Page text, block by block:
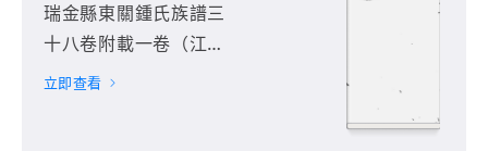
瑞金縣東關鍾氏族譜三
十八卷附載一卷（江西
省贛州市瑞金市）第3
立即查看